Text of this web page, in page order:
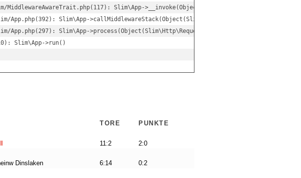
Slim\App->__invoke(Object(Slim\Http\Request),
App.php(392): Slim\App->callMiddlewareStack(Object(Slim\Http\Request),
App.php(297): Slim\App->process(Object(Slim\Http\Request),
Slim\App->run()
TORE PUNKTE
11:2 2:0
Dinslaken 6:14 0:2